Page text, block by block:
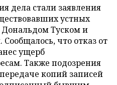
дела стали заявления
устных
Дональдом Туском и
что отказ от
ущерб
Также подозрения
копий записей